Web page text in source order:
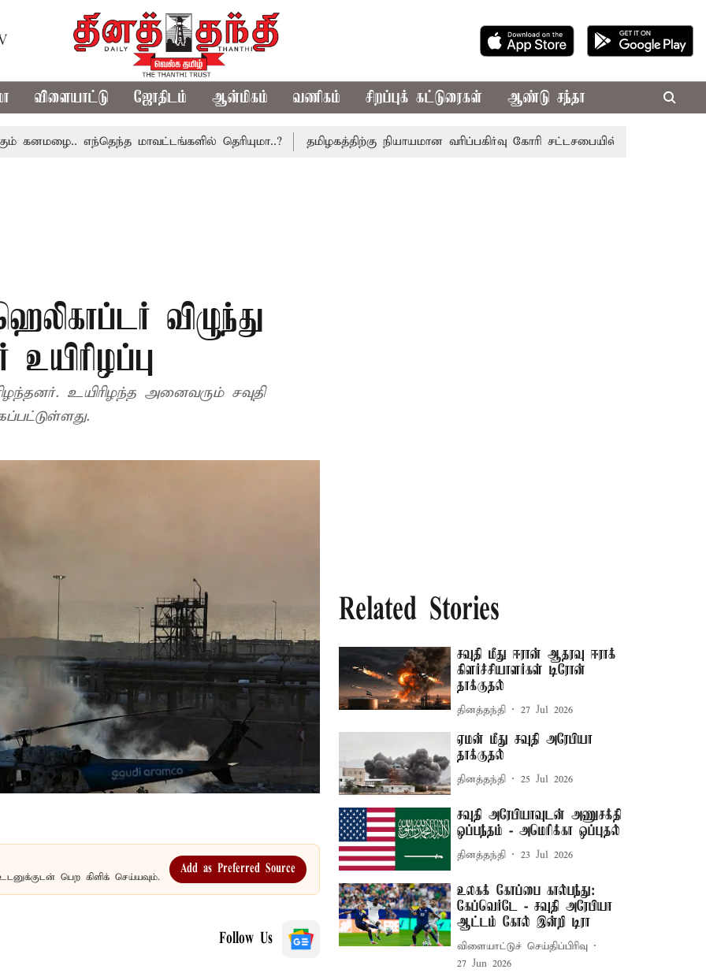
விளையாட்டு ஜோதிடம் ஆன்மிகம் வணிகம் சிறப்புக் கட்டுரைகள் ஆண்டு சந்தா
எந்தெந்த மாவட்டங்களில் தெரியுமா..? தமிழகத்திற்கு நியாயமான வரிப்பகிர்வு கோரி சட்டசபையில் இன்று அரசு தீர்மானம்
விழுந்து
உயிரிழந்த அனைவரும் சவுதி
பெற கிளிக் செய்யவும்.
Add as Preferred Source
Follow Us
Related Stories
சவுதி மீது ஈரான் ஆதரவு ஈராக்
கிளர்ச்சியாளர்கள் டிரோன்
தாக்குதல்
தினத்தந்தி 27 Jul 2026
ஏமன் மீது சவுதி அரேபியா
தாக்குதல்
தினத்தந்தி 25 Jul 2026
சவுதி அரேபியாவுடன் அணுசக்தி
ஒப்பந்தம் - அமெரிக்கா ஒப்புதல்
தினத்தந்தி 23 Jul 2026
உலகக் கோப்பை கால்பந்து:
கேப்வெர்டே - சவுதி அரேபியா
ஆட்டம் கோல் இன்றி டிரா
விளையாட்டுச் செய்திப்பிரிவு
27 Jun 2026